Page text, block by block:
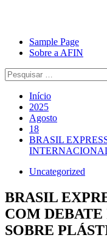
Avançar
para
conteúdo
Primary
Menu
Sample Page
Sobre a AFIN
Pesquisar
por:
Início
2025
Agosto
18
BRASIL
Uncategorized
BRASIL
COM
SOBRE